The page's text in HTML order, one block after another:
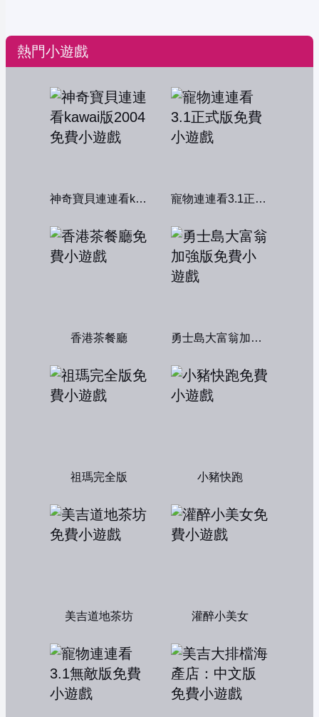
熱門小遊戲
神奇寶貝連連看kawai版2004 寵物連連看3.1正式版
香港茶餐廳 勇士島大富翁加強版
祖瑪完全版 小豬快跑
美吉道地茶坊 灌醉小美女